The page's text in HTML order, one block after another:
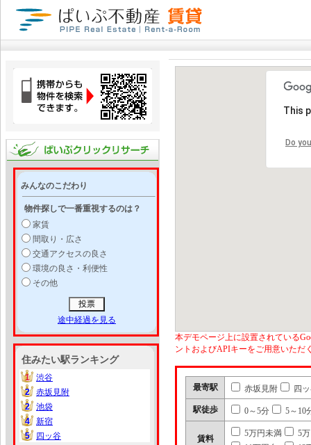
みんなのこだわり
物件探しで一番重視するのは？
家賃
間取り・広さ
交通アクセスの良さ
環境の良さ・利便性
その他
途中経過を見る
住みたい駅ランキング
1
1
渋谷
2
2
赤坂見附
2
2
池袋
4
4
新宿
5
5 四ッ谷
This
Do
本デモページ上に設置されている
ントおよびAPIキーをご用意いただ
最寄駅 赤坂見附 四
駅徒歩 0～5分 5～10
賃料
5万円未満
5